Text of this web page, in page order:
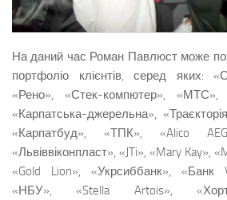
На даний час Роман Павлюст може
портфоліо клієнтів, серед яких:
«Рено», «Стек-компютер», «МТС»,
«Карпатська-джерельна»,
«Карпатбуд», «ТПК», «Alico
«Львіввіконпласт», «JTi», «Mary Kay»,
«Gold Lion», «Укрсиббанк», «Банк
«НБУ», «Stella Artois»,